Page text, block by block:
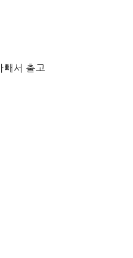
빼서 출고